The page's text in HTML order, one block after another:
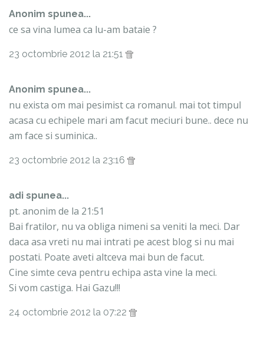
Anonim spunea...
ce sa vina lumea ca lu-am bataie ?
23 octombrie 2012 la 21:51
Anonim spunea...
nu exista om mai pesimist ca romanul. mai tot timpul
acasa cu echipele mari am facut meciuri bune.. dece nu
am face si suminica..
23 octombrie 2012 la 23:16
adi spunea...
pt. anonim de la 21:51
Bai fratilor, nu va obliga nimeni sa veniti la meci. Dar
daca asa vreti nu mai intrati pe acest blog si nu mai
postati. Poate aveti altceva mai bun de facut.
Cine simte ceva pentru echipa asta vine la meci.
Si vom castiga. Hai Gazu!!!
24 octombrie 2012 la 07:22